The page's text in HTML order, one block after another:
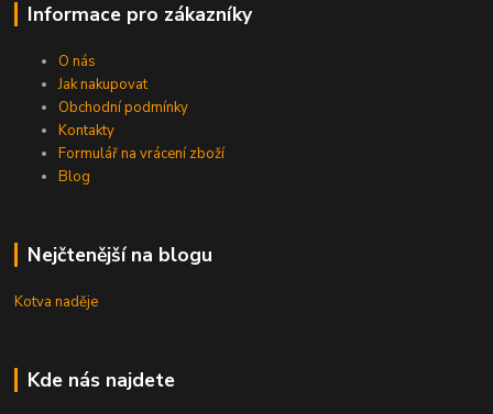
Informace pro zákazníky
O nás
Jak nakupovat
Obchodní podmínky
Kontakty
Formulář na vrácení zboží
Blog
Nejčtenější na blogu
Kotva naděje
Kde nás najdete